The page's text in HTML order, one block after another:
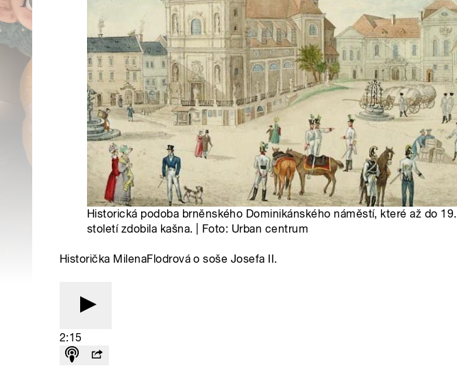
Historická podoba brněnského Dominikánského náměstí, které až do 19.
století zdobila kašna. | Foto: Urban centrum
Historička MilenaFlodrová o soše Josefa II.
2:15